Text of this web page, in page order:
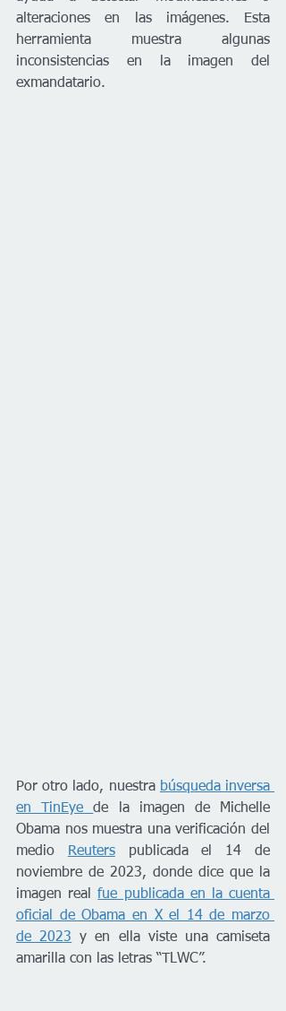
alteraciones en las imágenes. Esta
herramienta muestra algunas
inconsistencias en la imagen del
exmandatario.
Por otro lado, nuestra búsqueda inversa
en TinEye de la imagen de Michelle
Obama nos muestra una verificación del
medio
Reuters publicada el 14 de
noviembre de 2023, donde dice que la
imagen real fue publicada en la cuenta
oficial de Obama en X el 14 de marzo
de 2023 y en ella viste una camiseta
amarilla con las letras “TLWC”.